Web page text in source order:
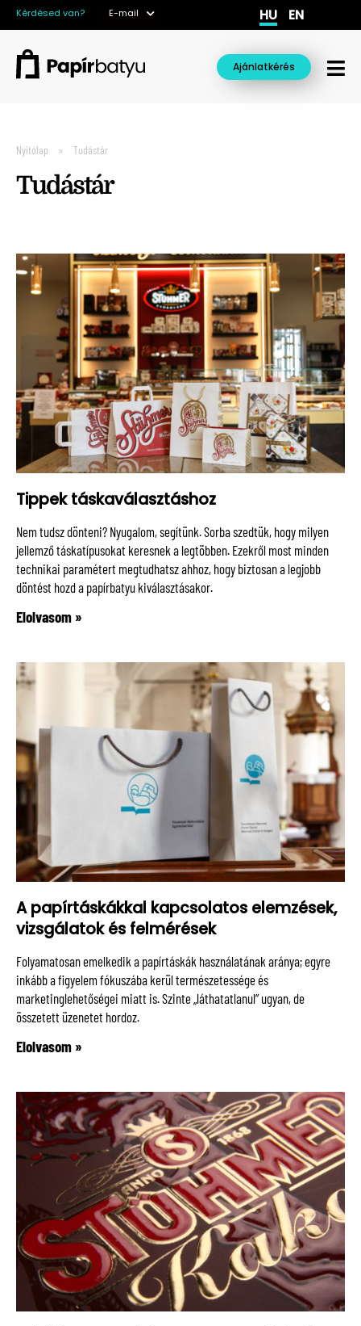
Kérdésed van? E-mail HU EN
Ajánlatkérés
Nyitólap Tudástár
Tudástár
Tippek táskaválasztáshoz
Nem tudsz dönteni? Nyugalom, segítünk. Sorba szedtük, hogy milyen
jellemző táskatípusokat keresnek a legtöbben. Ezekről most minden
technikai paramétert megtudhatsz ahhoz, hogy biztosan a legjobb
döntést hozd a papírbatyu kiválasztásakor.
Elolvasom »
A papírtáskákkal kapcsolatos elemzések,
vizsgálatok és felmérések
Folyamatosan emelkedik a papírtáskák használatának aránya; egyre
inkább a figyelem fókuszába kerül természetessége és
marketinglehetőségei miatt is. Szinte „láthatatlanul” ugyan, de
összetett üzenetet hordoz.
Elolvasom »